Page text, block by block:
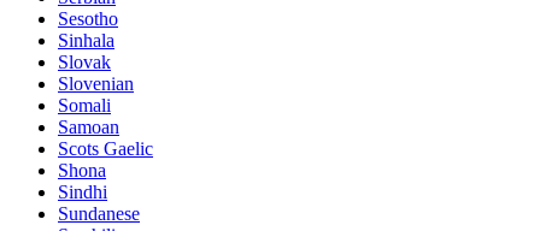
Sesotho
Sinhala
Slovak
Slovenian
Somali
Samoan
Scots Gaelic
Shona
Sindhi
Sundanese